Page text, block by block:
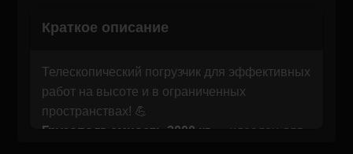
Краткое описание
Телескопический погрузчик для эффективных
работ на высоте и в ограниченных
пространствах! 💪
Грузоподъемность 3000 кг — идеален для